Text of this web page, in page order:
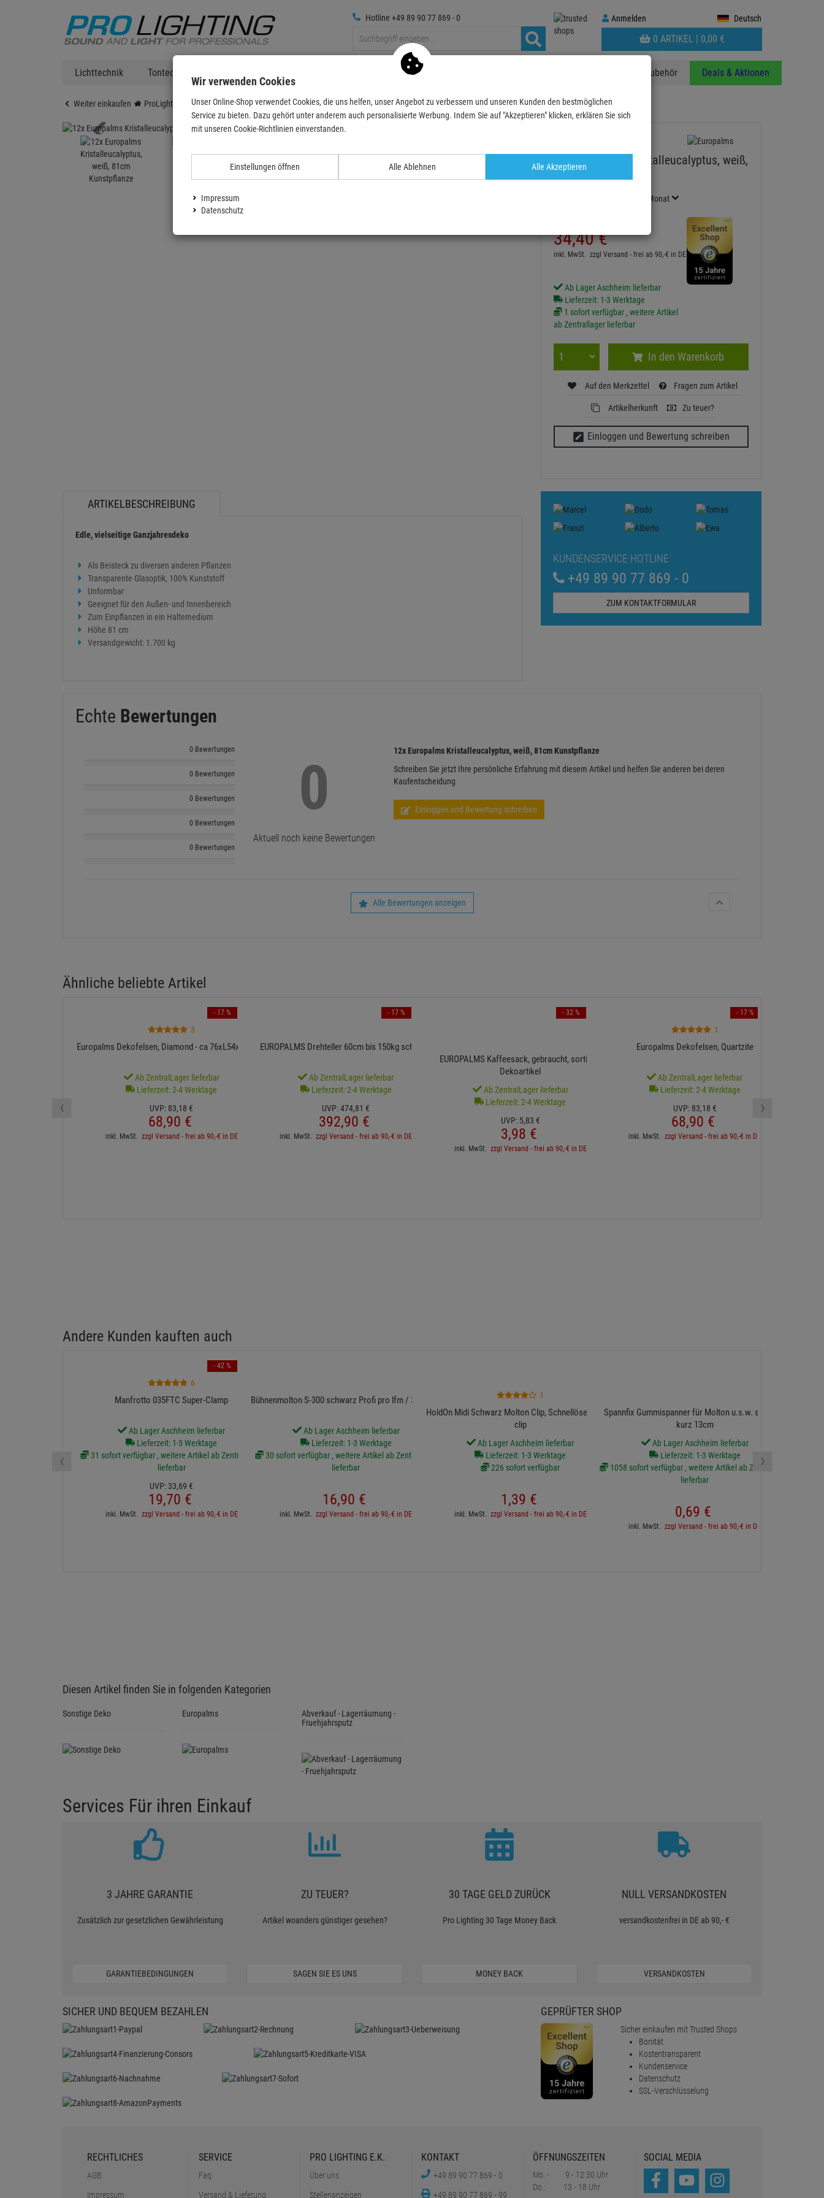
Anmelden
Anmelden Deutsch
WARENKORB
AUFKLAPPEN
0 ARTIKEL | 0,00 €
Hotline +49 89 90 77 869 - 0
Lichttechnik Tontechnik Medientechnik Zubehör Deals & Aktionen
Weiter einkaufen ProLighting Deko & Textilpflanzen Deko-Objekte Sonstige Deko 12x Europalms Kristalleucalyptus, weiß, 81cm Kuns…
12x Europalms Kristalleucalyptus, weiß,
81cm Kunstpflanze
/ Monat
34,40 €
inkl. MwSt. zzgl Versand - frei ab 90,-€ in DE
Ab Lager Aschheim lieferbar
Lieferzeit: 1-3 Werktage
1 sofort verfügbar , weitere Artikel
ab Zentrallager lieferbar
In den Warenkorb
Auf den Merkzettel Fragen zum Artikel
Artikelherkunft Zu teuer?
Einloggen und Bewertung schreiben
ARTIKELBESCHREIBUNG
Edle, vielseitige Ganzjahresdeko
Als Beisteck zu diversen anderen Pflanzen
Transparente Glasoptik, 100% Kunststoff
Unformbar
Geeignet für den Außen- und Innenbereich
Zum Einpflanzen in ein Haltemedium
Höhe 81 cm
Versandgewicht: 1.700 kg
KUNDENSERVICE HOTLINE
+49 89 90 77 869 - 0
ZUM KONTAKTFORMULAR
Echte Bewertungen
0 Bewertungen
0 Bewertungen
0 Bewertungen
0 Bewertungen
0 Bewertungen
0
Aktuell noch keine Bewertungen
12x Europalms Kristalleucalyptus, weiß, 81cm Kunstpflanze
Schreiben Sie jetzt Ihre persönliche Erfahrung mit diesem Artikel und helfen Sie anderen bei deren
Kaufentscheidung
Einloggen und Bewertung schreiben
Alle Bewertungen anzeigen
Ähnliche beliebte Artikel
3
Europalms Dekofelsen, Diamond - ca 76xL54xH34 cm
Ab ZentralLager lieferbar
Lieferzeit: 2-4 Werktage
UVP: 83,18 €
68,90 €
inkl. MwSt. zzgl Versand - frei ab 90,-€ in DE
- 17 %
EUROPALMS Drehteller 60cm bis 150kg schwarz
Ab ZentralLager lieferbar
Lieferzeit: 2-4 Werktage
UVP:474,81 €
392,90 €
inkl. MwSt. zzgl Versand - frei ab 90,-€ in DE
- 17 %
EUROPALMS Kaffeesack, gebraucht, sortiert -
Dekoartikel
Ab ZentralLager lieferbar
Lieferzeit: 2-4 Werktage
UVP: 5,83 €
3,98 €
inkl. MwSt. zzgl Versand - frei ab 90,-€ in DE
- 32 %
1
Europalms Dekofelsen, Quartzite
Ab ZentralLager lieferbar
Lieferzeit: 2-4 Werktage
UVP: 83,18 €
68,90 €
inkl. MwSt. zzgl Versand - frei ab 90,-€ in DE
- 17 %
‹ ›
Andere Kunden kauften auch
6
Manfrotto 035FTC Super-Clamp
Ab Lager Aschheim lieferbar
Lieferzeit: 1-3 Werktage
31 sofort verfügbar , weitere Artikel ab Zentrallager
lieferbar
UVP: 33,69 €
19,70 €
inkl. MwSt. zzgl Versand - frei ab 90,-€ in DE
- 42 %
Bühnenmolton S-300 schwarz Profi pro lfm / 3 m breit
Ab Lager Aschheim lieferbar
Lieferzeit: 1-3 Werktage
30 sofort verfügbar , weitere Artikel ab Zentrallager
lieferbar
16,90 €
inkl. MwSt. zzgl Versand - frei ab 90,-€ in DE
1
HoldOn Midi Schwarz Molton Clip, Schnellöse, Poster
clip
Ab Lager Aschheim lieferbar
Lieferzeit: 1-3 Werktage
226 sofort verfügbar
1,39 €
inkl. MwSt. zzgl Versand - frei ab 90,-€ in DE
Spannfix Gummispanner für Molton u.s.w. schwarz
kurz 13cm
Ab Lager Aschheim lieferbar
Lieferzeit: 1-3 Werktage
1058 sofort verfügbar , weitere Artikel ab Zentrallager
lieferbar
0,69 €
inkl. MwSt. zzgl Versand - frei ab 90,-€ in DE
‹ ›
Diesen Artikel finden Sie in folgenden Kategorien
Sonstige Deko Europalms
Abverkauf - Lagerräumung -
Fruehjahrsputz
Services Für ihren Einkauf
3 JAHRE GARANTIE
Zusätzlich zur gesetzlichen Gewährleistung
GARANTIEBEDINGUNGEN
ZU TEUER?
Artikel woanders günstiger gesehen?
SAGEN SIE ES UNS
30 TAGE GELD ZURÜCK
Pro Lighting 30 Tage Money Back
MONEY BACK
NULL VERSANDKOSTEN
versandkostenfrei in DE ab 90,- €
VERSANDKOSTEN
SICHER UND BEQUEM BEZAHLEN GEPRÜFTER SHOP
Sicher einkaufen mit Trusted Shops
Bonität
Kostentransparent
Kundenservice
Datenschutz
SSL-Verschlüsselung
RECHTLICHES
AGB
Impressum
SERVICE
Faq
Versand & Lieferung
PRO LIGHTING E.K.
Über uns
Stellenanzeigen
KONTAKT
+49 89 90 77 869 - 0
+49 89 90 77 869 - 99
ÖFFNUNGSZEITEN
Mo. -
Do.:
9 - 12:30 Uhr
13 - 18 Uhr
SOCIAL MEDIA
Wir verwenden Cookies
Unser Online-Shop verwendet Cookies, die uns helfen, unser Angebot zu verbessern und unseren Kunden den bestmöglichen
Service zu bieten. Dazu gehört unter anderem auch personalisierte Werbung. Indem Sie auf "Akzeptieren" klicken, erklären Sie sich
mit unseren Cookie-Richtlinien einverstanden.
Einstellungen öffnen Alle Ablehnen Alle Akzeptieren
Impressum
Datenschutz